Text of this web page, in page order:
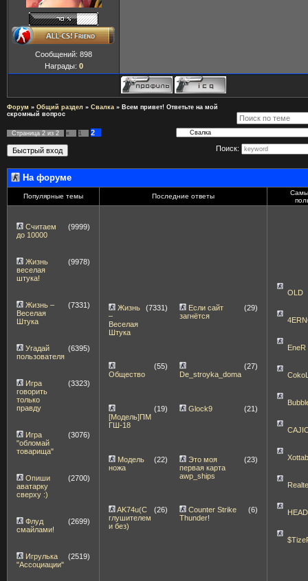
Сообщений: 898
Награды: 0
Форум » Общий раздел » Свалка » Всем привет! Ответьте на мой
скромный вопрос
Страница 2 из 2 « 1
2
Поиск:
На форуме
Популярные темы Последние ответы
Считаем
до 10000
(9999)
Жизнь
веселая
штука!
(9978)
Жизнь –
Веселая
Штука
(7331)
Угадай
пользователя
(6395)
Игра
говорить
только
правду
(3323)
Игра
"обломай
товарища"
(3076)
Опиши
аватарку
сверху :)
(2700)
Флуд
смайлами!
(2699)
Игрулька
"Ассоциации"
(2519)
Жизнь
–
Веселая
Штука
(7331)
Если сайт
загнётся
(29)
Общество
(55)
De_stroyka_doma
(27)
[Модель]ПМ
ГШ-18
(19) Glock9 (21)
Модель
ножа
(22)
Это моя
первая карта
awp_ships
(23)
AK74u(С
глушителем
и без)
(26)
Counter Strike
Thunder!
(6)
OLD
EneR